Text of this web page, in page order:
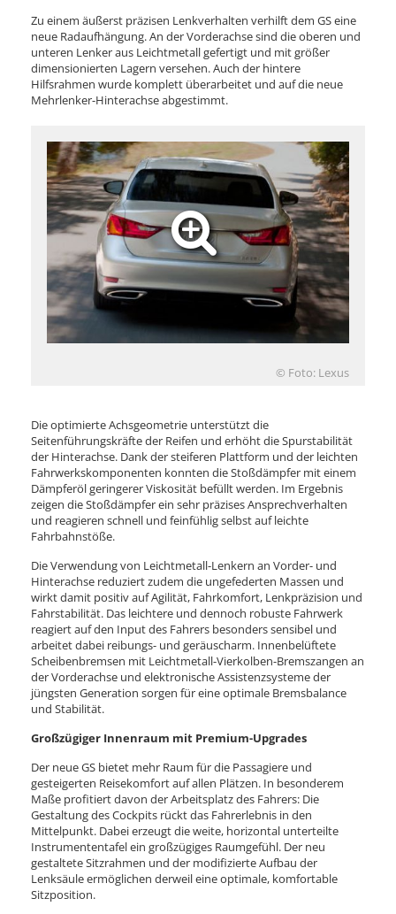
Zu einem äußerst präzisen Lenkverhalten verhilft dem GS eine
neue Radaufhängung. An der Vorderachse sind die oberen und
unteren Lenker aus Leichtmetall gefertigt und mit größer
dimensionierten Lagern versehen. Auch der hintere
Hilfsrahmen wurde komplett überarbeitet und auf die neue
Mehrlenker-Hinterachse abgestimmt.
© Foto: Lexus
Die optimierte Achsgeometrie unterstützt die
Seitenführungskräfte der Reifen und erhöht die Spurstabilität
der Hinterachse. Dank der steiferen Plattform und der leichten
Fahrwerkskomponenten konnten die Stoßdämpfer mit einem
Dämpferöl geringerer Viskosität befüllt werden. Im Ergebnis
zeigen die Stoßdämpfer ein sehr präzises Ansprechverhalten
und reagieren schnell und feinfühlig selbst auf leichte
Fahrbahnstöße.
Die Verwendung von Leichtmetall-Lenkern an Vorder- und
Hinterachse reduziert zudem die ungefederten Massen und
wirkt damit positiv auf Agilität, Fahrkomfort, Lenkpräzision und
Fahrstabilität. Das leichtere und dennoch robuste Fahrwerk
reagiert auf den Input des Fahrers besonders sensibel und
arbeitet dabei reibungs- und geräuscharm. Innenbelüftete
Scheibenbremsen mit Leichtmetall-Vierkolben-Bremszangen an
der Vorderachse und elektronische Assistenzsysteme der
jüngsten Generation sorgen für eine optimale Bremsbalance
und Stabilität.
Großzügiger Innenraum mit Premium-Upgrades
Der neue GS bietet mehr Raum für die Passagiere und
gesteigerten Reisekomfort auf allen Plätzen. In besonderem
Maße profitiert davon der Arbeitsplatz des Fahrers: Die
Gestaltung des Cockpits rückt das Fahrerlebnis in den
Mittelpunkt. Dabei erzeugt die weite, horizontal unterteilte
Instrumententafel ein großzügiges Raumgefühl. Der neu
gestaltete Sitzrahmen und der modifizierte Aufbau der
Lenksäule ermöglichen derweil eine optimale, komfortable
Sitzposition.